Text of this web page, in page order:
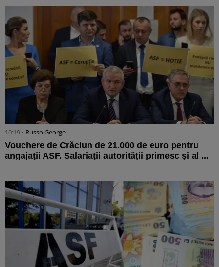
10:19 • Russo George
Vouchere de Crăciun de 21.000 de euro pentru
angajaţii ASF. Salariaţii autorităţii primesc şi al ...